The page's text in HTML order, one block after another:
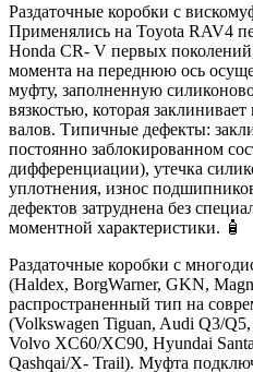
Раздаточные коробки с
Применялись на Toyota RAV4
Honda CR- V первых
момента на переднюю ось
муфту, заполненную
вязкостью, которая
валов. Типичные дефекты:
постоянно заблокированном
дифференциации), утечка
уплотнения, износ
дефектов затруднена без
моментной характеристики. 🧴
Раздаточные коробки с
(Haldex, BorgWarner, GKN,
распространенный тип на
(Volkswagen Tiguan, Audi Q3/
Volvo XC60/XC90, Hyundai
Qashqai/X- Trail). Муфта